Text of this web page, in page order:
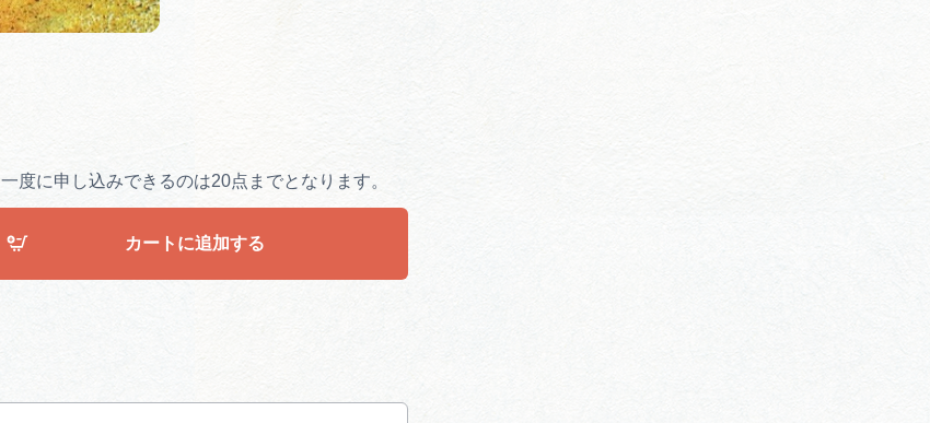
一度に申し込みできるのは20点までとなります。
カートに追加する